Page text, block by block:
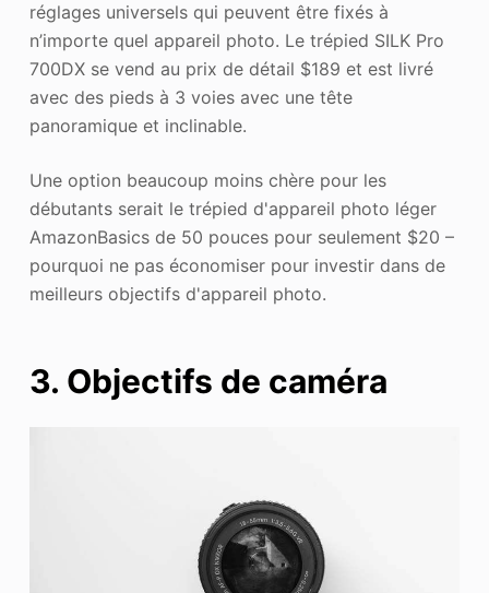
réglages universels qui peuvent être fixés à
n’importe quel appareil photo. Le trépied SILK Pro
700DX se vend au prix de détail $189 et est livré
avec des pieds à 3 voies avec une tête
panoramique et inclinable.
Une option beaucoup moins chère pour les
débutants serait le trépied d'appareil photo léger
AmazonBasics de 50 pouces pour seulement $20 –
pourquoi ne pas économiser pour investir dans de
meilleurs objectifs d'appareil photo.
3. Objectifs de caméra